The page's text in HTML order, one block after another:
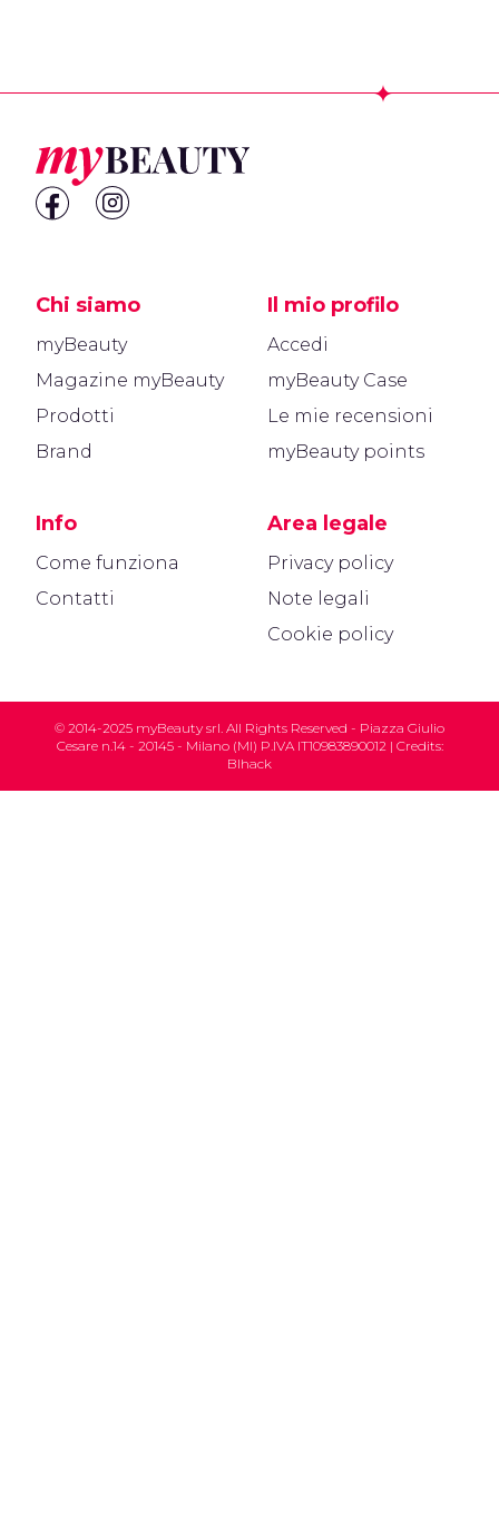
Chi siamo
myBeauty
Magazine myBeauty
Prodotti
Brand
Info
Come funziona
Contatti
Il mio profilo
Accedi
myBeauty Case
Le mie recensioni
myBeauty points
Area legale
Privacy policy
Note legali
Cookie policy
© 2014-2025 myBeauty srl. All Rights Reserved - Piazza Giulio
Cesare n.14 - 20145 - Milano (MI) P.IVA IT10983890012 | Credits:
Blhack